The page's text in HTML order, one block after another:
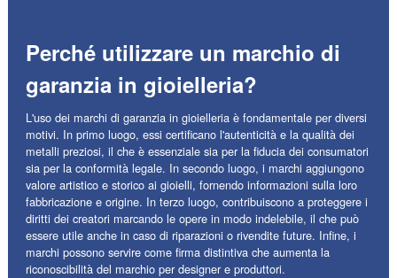
Perché utilizzare un marchio di
garanzia in gioielleria?
L'uso dei marchi di garanzia in gioielleria è fondamentale per diversi
motivi. In primo luogo, essi certificano l'autenticità e la qualità dei
metalli preziosi, il che è essenziale sia per la fiducia dei consumatori
sia per la conformità legale. In secondo luogo, i marchi aggiungono
valore artistico e storico ai gioielli, fornendo informazioni sulla loro
fabbricazione e origine. In terzo luogo, contribuiscono a proteggere i
diritti dei creatori marcando le opere in modo indelebile, il che può
essere utile anche in caso di riparazioni o rivendite future. Infine, i
marchi possono servire come firma distintiva che aumenta la
riconoscibilità del marchio per designer e produttori.